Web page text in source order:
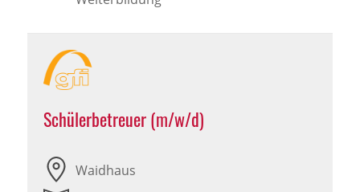
Schülerbetreuer (m/w/d)
Waidhaus